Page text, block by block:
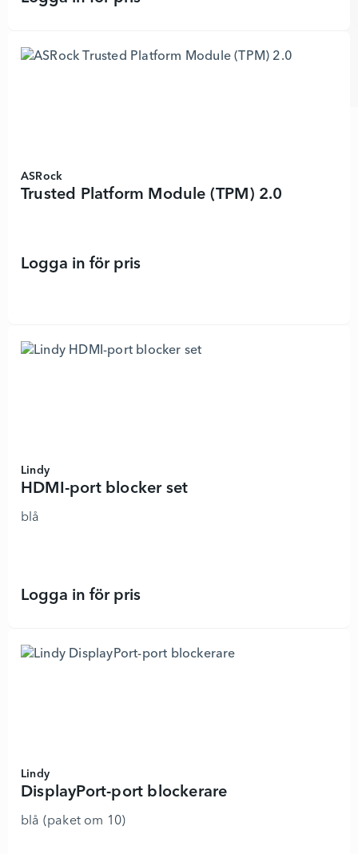
ASRock
Trusted Platform Module (TPM) 2.0
Logga in för prisTrusted Platform Module (TPM) 2.0
Lindy
HDMI-port blocker set
blå
Logga in för prisHDMI-port blocker set - 8918348 -
Lindy
DisplayPort-port blockerare
blå (paket om 10)